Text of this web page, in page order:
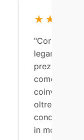
"Corsi
legami
preziosi.
come tutti
coinvolti,
oltremodo
in modo